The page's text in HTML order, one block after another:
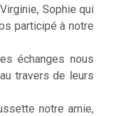
Sophie qui
participé à notre
échanges nous
travers de leurs
notre amie,